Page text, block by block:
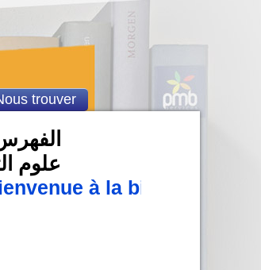
علوم
à la bibliothèque
trouver